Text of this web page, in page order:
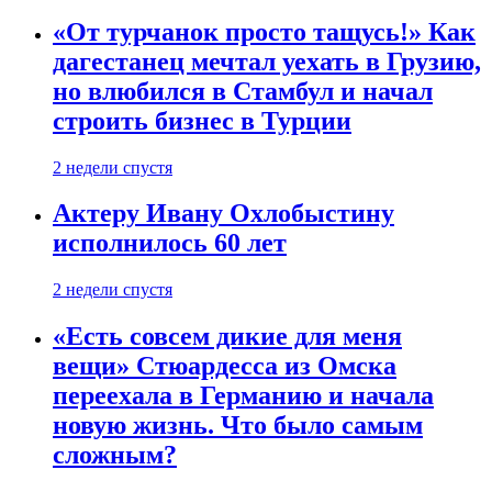
«От турчанок просто тащусь!» Как
дагестанец мечтал уехать в Грузию,
но влюбился в Стамбул и начал
строить бизнес в Турции
2 недели спустя
Актеру Ивану Охлобыстину
исполнилось 60 лет
2 недели спустя
«Есть совсем дикие для меня
вещи» Стюардесса из Омска
переехала в Германию и начала
новую жизнь. Что было самым
сложным?